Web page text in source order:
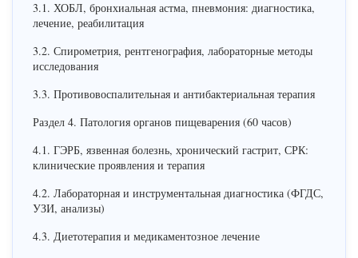
3.1. ХОБЛ, бронхиальная астма, пневмония: диагностика,
лечение, реабилитация
3.2. Спирометрия, рентгенография, лабораторные методы
исследования
3.3. Противовоспалительная и антибактериальная терапия
Раздел 4. Патология органов пищеварения (60 часов)
4.1. ГЭРБ, язвенная болезнь, хронический гастрит, СРК:
клинические проявления и терапия
4.2. Лабораторная и инструментальная диагностика (ФГДС,
УЗИ, анализы)
4.3. Диетотерапия и медикаментозное лечение